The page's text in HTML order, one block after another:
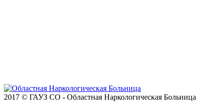
2017 © ГАУЗ СО - Областная Наркологическая Больница